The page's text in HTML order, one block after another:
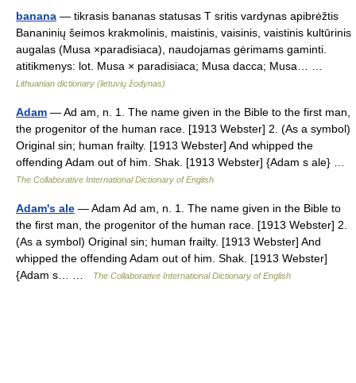
banana — tikrasis bananas statusas T sritis vardynas apibrėžtis
Bananinių šeimos krakmolinis, maistinis, vaisinis, vaistinis kultūrinis
augalas (Musa ×paradisiaca), naudojamas gėrimams gaminti.
atitikmenys: lot. Musa × paradisiaca; Musa dacca; Musa… …
Lithuanian dictionary (lietuvių žodynas)
Adam — Ad am, n. 1. The name given in the Bible to the first man,
the progenitor of the human race. [1913 Webster] 2. (As a symbol)
Original sin; human frailty. [1913 Webster] And whipped the
offending Adam out of him. Shak. [1913 Webster] {Adam s ale} …
The Collaborative International Dictionary of English
Adam's ale — Adam Ad am, n. 1. The name given in the Bible to
the first man, the progenitor of the human race. [1913 Webster] 2.
(As a symbol) Original sin; human frailty. [1913 Webster] And
whipped the offending Adam out of him. Shak. [1913 Webster]
{Adam s… …
The Collaborative International Dictionary of English